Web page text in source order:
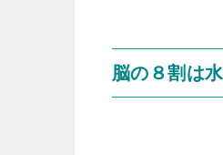
脳の８割は